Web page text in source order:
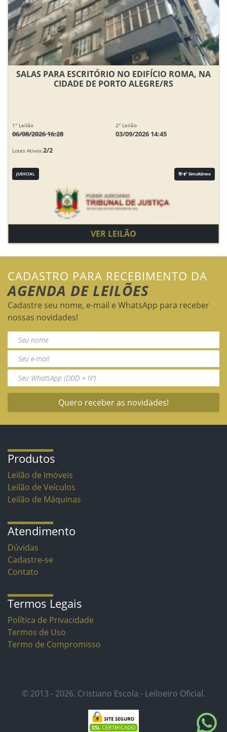
SALAS PARA ESCRITÓRIO NO EDIFÍCIO ROMA, NA
CIDADE DE PORTO ALEGRE/RS
1° Leilão
06/08/2026 16:28
2° Leilão
03/09/2026 14:45
Lotes Ativos:2/2
JUDICIAL Simultâneo
VER LEILÃO
CADASTRO PARA RECEBIMENTO DA
AGENDA DE LEILÕES
Cadastre seu nome, e-mail e WhatsApp para receber
nossas novidades!
Quero receber as novidades!
Produtos
Leilão de Imóveis
Leilão de Veículos
Leilão de Máquinas
Atendimento
Dúvidas
Cadastre-se
Contato
Termos Legais
Política de Privacidade
Termos de Uso
Termo de Compromisso
© 2013 - 2026. Cristiano Escola - Leiloeiro Oficial.